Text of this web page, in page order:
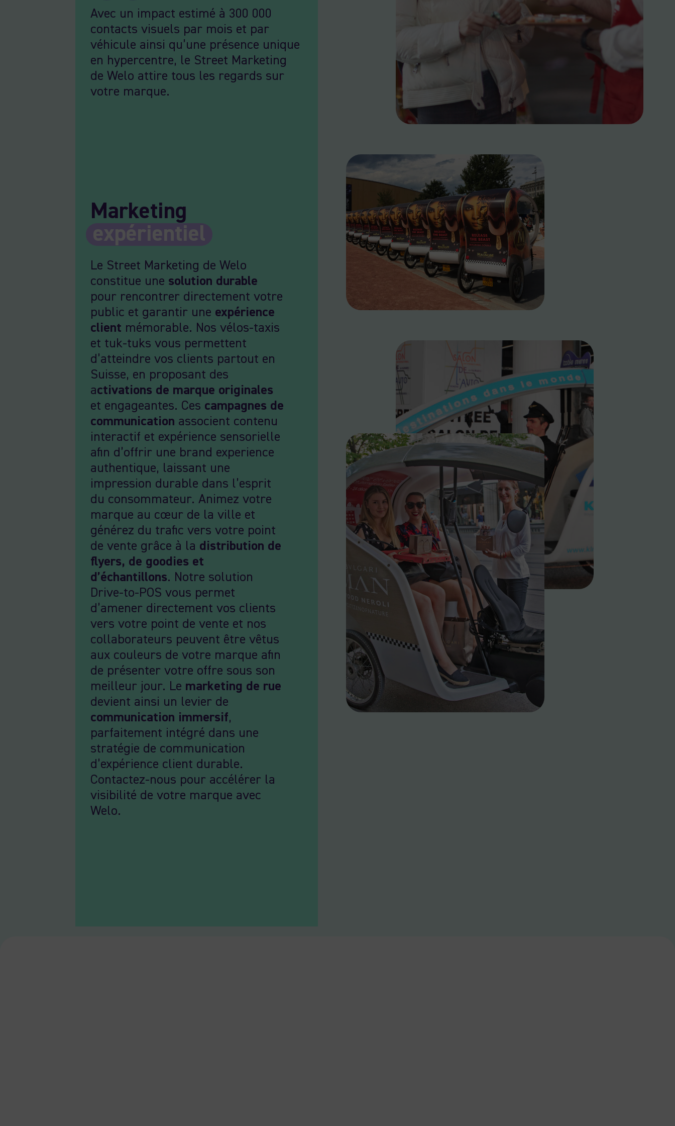
Avec un impact estimé à 300 000
contacts visuels par mois et par
véhicule ainsi qu’une présence unique
en hypercentre, le Street Marketing
de Welo attire tous les regards sur
votre marque.
Marketing
expérientiel
Le Street Marketing de Welo
constitue une solution durable
pour rencontrer directement votre
public et garantir une expérience
client mémorable. Nos vélos-taxis
et tuk-tuks vous permettent
d’atteindre vos clients partout en
Suisse, en proposant des
activations de marque originales
et engageantes. Ces campagnes de
communication associent contenu
interactif et expérience sensorielle
afin d’offrir une brand experience
authentique, laissant une
impression durable dans l’esprit
du consommateur. Animez votre
marque au cœur de la ville et
générez du trafic vers votre point
de vente grâce à la distribution de
flyers, de goodies et
d’échantillons. Notre solution
Drive-to-POS vous permet
d’amener directement vos clients
vers votre point de vente et nos
collaborateurs peuvent être vêtus
aux couleurs de votre marque afin
de présenter votre offre sous son
meilleur jour. Le marketing de rue
devient ainsi un levier de
communication immersif,
parfaitement intégré dans une
stratégie de communication
d’expérience client durable.
Contactez-nous pour accélérer la
visibilité de votre marque avec
Welo.